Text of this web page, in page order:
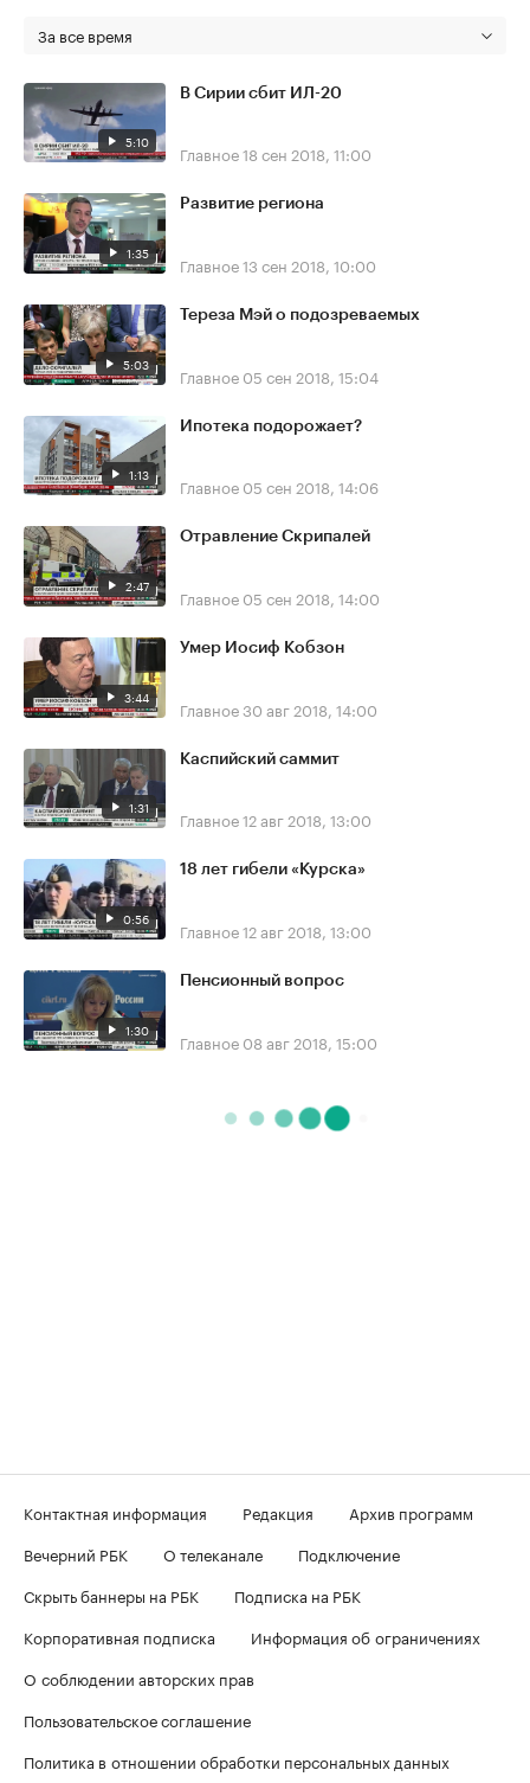
За все время
5:10
В Сирии сбит ИЛ-20
Главное18 сен 2018, 11:00
1:35
Развитие региона
Главное13 сен 2018, 10:00
5:03
Тереза Мэй о подозреваемых
Главное 05 сен 2018, 15:04
1:13
Ипотека подорожает?
Главное 05 сен 2018, 14:06
2:47
Отравление Скрипалей
Главное 05 сен 2018, 14:00
3:44
Умер Иосиф Кобзон
Главное30 авг 2018, 14:00
1:31
Каспийский саммит
Главное12 авг 2018, 13:00
0:56
18 лет гибели «Курска»
Главное12 авг 2018, 13:00
1:30
Пенсионный вопрос
Главное 08 авг 2018, 15:00
Контактная информация Редакция
Архив программ
Вечерний РБК
О телеканале
Подключение
Скрыть баннеры на РБК
Подписка на РБК
Корпоративная подписка
Информация об ограничениях
О соблюдении авторских прав
Пользовательское соглашение
Политика в отношении обработки персональных данных